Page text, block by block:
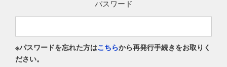
パスワード
※パスワードを忘れた方はこちらから再発行手続きをお取りく
ださい。